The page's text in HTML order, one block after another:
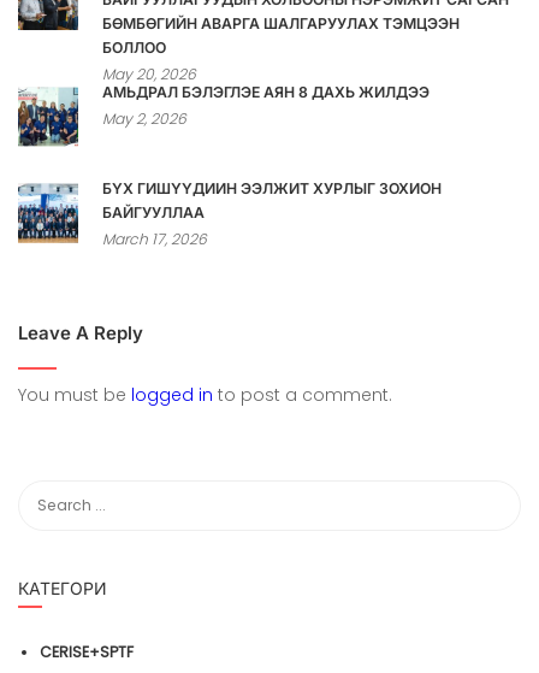
БӨМБӨГИЙН АВАРГА ШАЛГАРУУЛАХ ТЭМЦЭЭН
БОЛЛОО
May 20, 2026
АМЬДРАЛ БЭЛЭГЛЭЕ АЯН 8 ДАХЬ ЖИЛДЭЭ
May 2, 2026
БҮХ ГИШҮҮДИЙН ЭЭЛЖИТ ХУРЛЫГ ЗОХИОН
БАЙГУУЛЛАА
March 17, 2026
Leave A Reply
You must be logged in to post a comment.
КАТЕГОРИ
CERISE+SPTF